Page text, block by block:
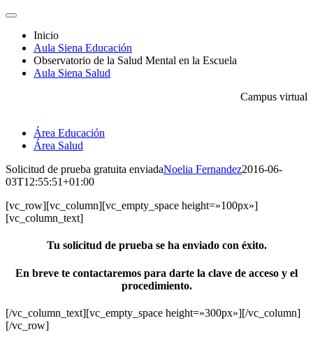
Saltar
contenido
Toggle
Navigation
Inicio
Aula Siena Educación
Observatorio de la Salud Mental en la Escuela
Aula Siena Salud
Campus virtual
Área Educación
Área Salud
Solicitud de prueba gratuita enviadaNoelia Fernandez2016-06-
03T12:55:51+01:00
[vc_row][vc_column][vc_empty_space height=»100px»]
[vc_column_text]
Tu solicitud de prueba se ha enviado con éxito.
En breve te contactaremos para darte la clave de acceso y el
procedimiento.
[/vc_column_text][vc_empty_space height=»300px»][/vc_column]
[/vc_row]